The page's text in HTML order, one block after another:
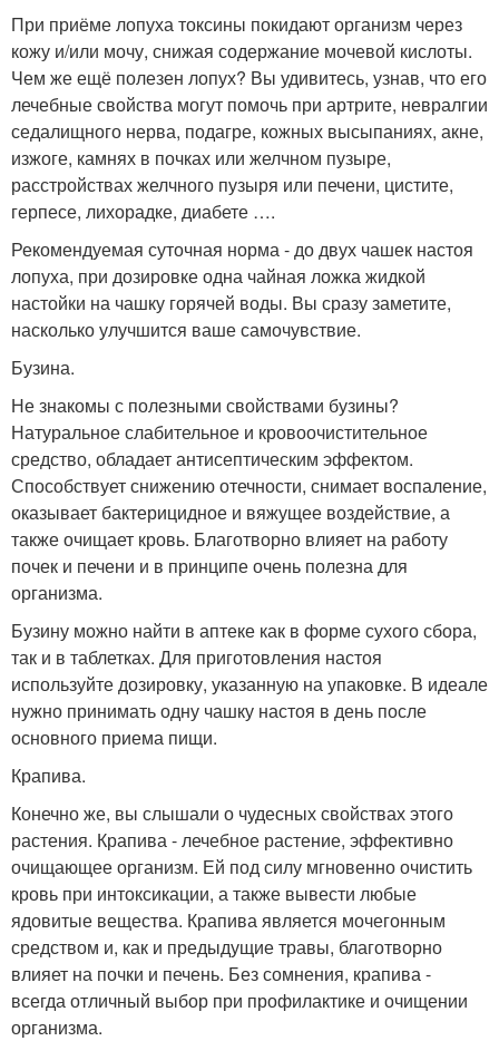
При приёме лопуха токсины покидают организм через
кожу и/или мочу, снижая содержание мочевой кислоты.
Чем же ещё полезен лопух? Вы удивитесь, узнав, что его
лечебные свойства могут помочь при артрите, невралгии
седалищного нерва, подагре, кожных высыпаниях, акне,
изжоге, камнях в почках или желчном пузыре,
расстройствах желчного пузыря или печени, цистите,
герпесе, лихорадке, диабете ….
Рекомендуемая суточная норма - до двух чашек настоя
лопуха, при дозировке одна чайная ложка жидкой
настойки на чашку горячей воды. Вы сразу заметите,
насколько улучшится ваше самочувствие.
Бузина.
Не знакомы с полезными свойствами бузины?
Натуральное слабительное и кровоочистительное
средство, обладает антисептическим эффектом.
Способствует снижению отечности, снимает воспаление,
оказывает бактерицидное и вяжущее воздействие, а
также очищает кровь. Благотворно влияет на работу
почек и печени и в принципе очень полезна для
организма.
Бузину можно найти в аптеке как в форме сухого сбора,
так и в таблетках. Для приготовления настоя
используйте дозировку, указанную на упаковке. В идеале
нужно принимать одну чашку настоя в день после
основного приема пищи.
Крапива.
Конечно же, вы слышали о чудесных свойствах этого
растения. Крапива - лечебное растение, эффективно
очищающее организм. Ей под силу мгновенно очистить
кровь при интоксикации, а также вывести любые
ядовитые вещества. Крапива является мочегонным
средством и, как и предыдущие травы, благотворно
влияет на почки и печень. Без сомнения, крапива -
всегда отличный выбор при профилактике и очищении
организма.